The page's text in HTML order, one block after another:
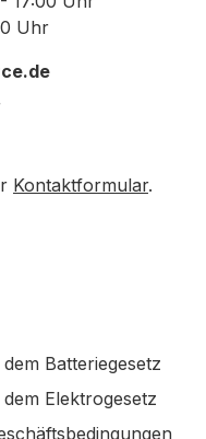
Uhr
Kontaktformular.
Batteriegesetz
Elektrogesetz